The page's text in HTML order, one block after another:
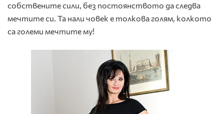
собствените сили, без постоянството да следва
мечтите си. Та нали човек е толкова голям, колкото
са големи мечтите му!